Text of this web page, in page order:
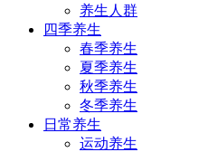
养生人群
四季养生
春季养生
夏季养生
秋季养生
冬季养生
日常养生
运动养生